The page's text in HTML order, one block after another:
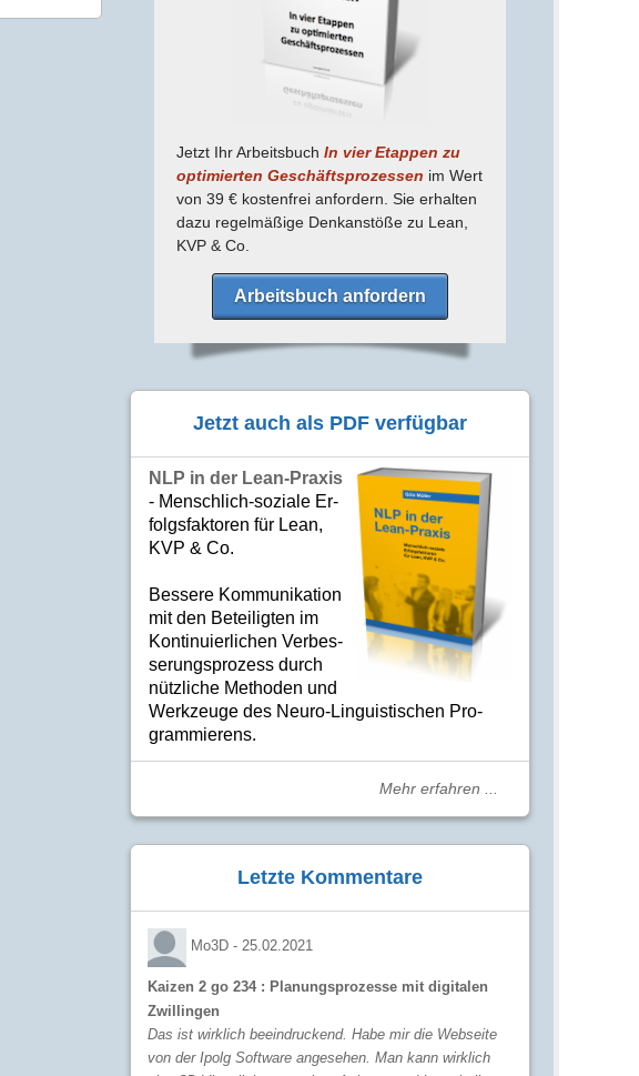
Jetzt Ihr Arbeitsbuch In vier Etappen zu
optimierten Geschäfts­prozessen im Wert
von 39 € kostenfrei anfordern. Sie erhalten
dazu regel­mäßige Denk­anstöße zu Lean,
KVP & Co.
Arbeitsbuch anfordern
Jetzt auch als PDF verfügbar
NLP in der Lean-Praxis
- Mensch­lich-soziale Er­
folgs­fak­to­ren für Lean,
KVP & Co.
Bes­se­re Kom­­mu­­ni­ka­tion
mit den Betei­lig­ten im
Kon­ti­nuier­li­chen Ver­bes­
se­rungs­­pro­­zess durch
nütz­­liche Me­­tho­­den und
Werk­­zeuge des Neuro-Linguis­­ti­schen Pro­­
gram­­mie­­rens.
Mehr erfahren ...
Letzte Kommentare
Mo3D - 25.02.2021
Kaizen 2 go 234 : Planungsprozesse mit digitalen
Zwillingen
Das ist wirklich beeindruckend. Habe mir die Webseite
von der Ipolg Software angesehen. Man kann wirklich